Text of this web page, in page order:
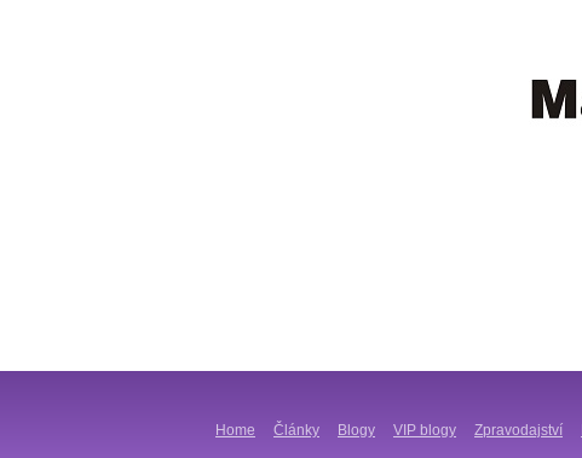
Home Články Blogy VIP blogy Zpravodajství